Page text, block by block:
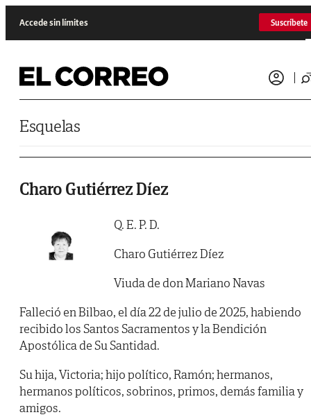
Accede sin límites Suscríbete
Esquelas
Charo Gutiérrez Díez
Q. E. P. D.
Charo Gutiérrez Díez
Viuda de don Mariano Navas
Falleció en Bilbao, el día 22 de julio de 2025, habiendo
recibido los Santos Sacramentos y la Bendición
Apostólica de Su Santidad.
Su hija, Victoria; hijo político, Ramón; hermanos,
hermanos políticos, sobrinos, primos, demás familia y
amigos.